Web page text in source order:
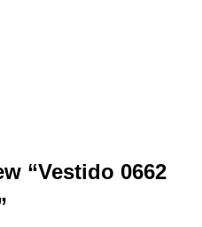
“Vestido 0662